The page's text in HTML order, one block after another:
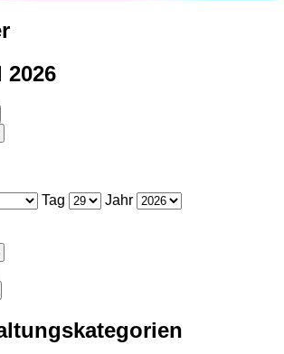
2026
Tag Jahr